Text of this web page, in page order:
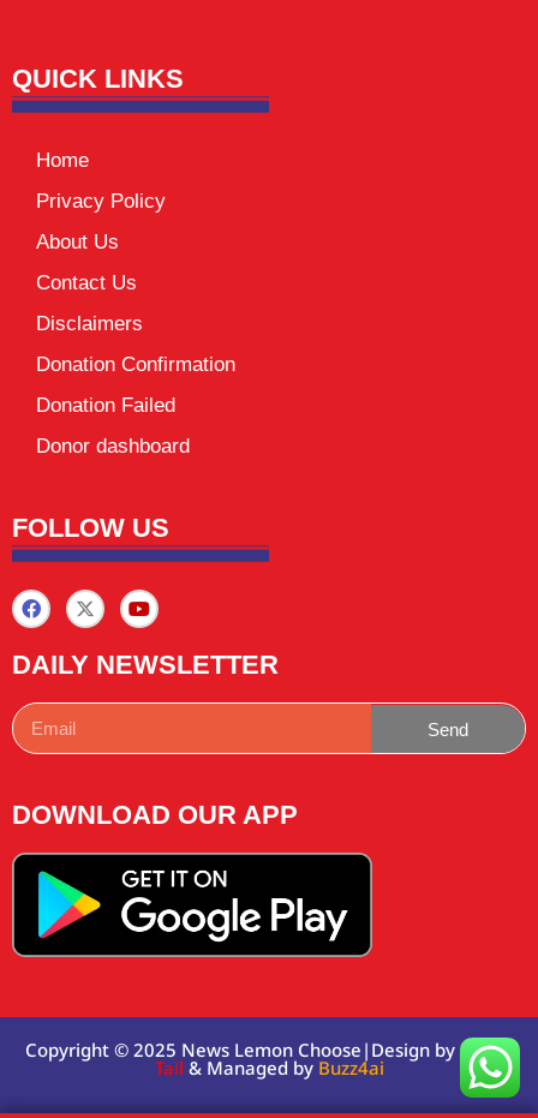
QUICK LINKS
Home
Privacy Policy
About Us
Contact Us
Disclaimers
Donation Confirmation
Donation Failed
Donor dashboard
FOLLOW US
DAILY NEWSLETTER
Send
DOWNLOAD OUR APP
Copyright © 2025 News Lemon Choose|Design by Traffic
Tail & Managed by Buzz4ai